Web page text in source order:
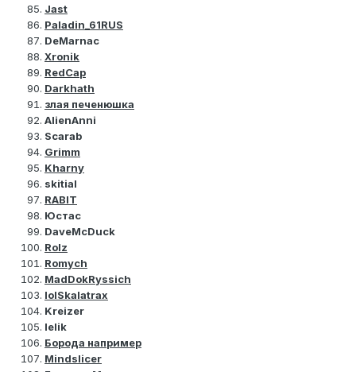
Jast
Paladin_61RUS
DeMarnac
Xronik
RedCap
Darkhath
злая печенюшка
AlienAnni
Scarab
Grimm
Kharny
skitial
RABIT
Юстас
DaveMcDuck
Rolz
Romych
MadDokRyssich
lolSkalatrax
Kreizer
lelik
Борода например
Mindslicer